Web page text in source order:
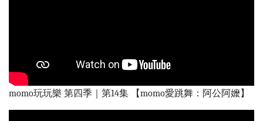
momo玩玩樂 第四季｜第14集 【momo愛跳舞：阿公阿嬤】